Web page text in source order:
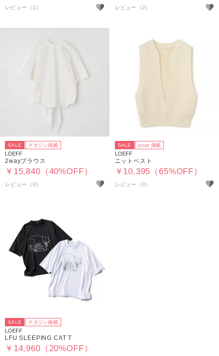
レビュー（1） レビュー（2）
SALE マガジン掲載
LOEFF
2wayブラウス
￥15,840（40%OFF）
SALE eclat 掲載
LOEFF
ニットベスト
￥10,395（65%OFF）
SALE マガジン掲載
LOEFF
LFU SLEEPING CAT T
￥14,960（20%OFF）